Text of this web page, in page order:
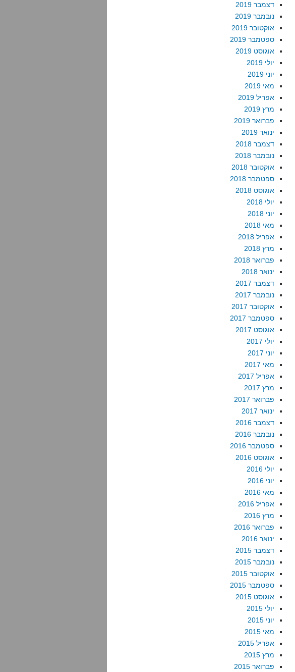
דצמבר 2019
נובמבר 2019
אוקטובר 2019
ספטמבר 2019
אוגוסט 2019
יולי 2019
יוני 2019
מאי 2019
אפריל 2019
מרץ 2019
פברואר 2019
ינואר 2019
דצמבר 2018
נובמבר 2018
אוקטובר 2018
ספטמבר 2018
אוגוסט 2018
יולי 2018
יוני 2018
מאי 2018
אפריל 2018
מרץ 2018
פברואר 2018
ינואר 2018
דצמבר 2017
נובמבר 2017
אוקטובר 2017
ספטמבר 2017
אוגוסט 2017
יולי 2017
יוני 2017
מאי 2017
אפריל 2017
מרץ 2017
פברואר 2017
ינואר 2017
דצמבר 2016
נובמבר 2016
ספטמבר 2016
אוגוסט 2016
יולי 2016
יוני 2016
מאי 2016
אפריל 2016
מרץ 2016
פברואר 2016
ינואר 2016
דצמבר 2015
נובמבר 2015
אוקטובר 2015
ספטמבר 2015
אוגוסט 2015
יולי 2015
יוני 2015
מאי 2015
אפריל 2015
מרץ 2015
פברואר 2015